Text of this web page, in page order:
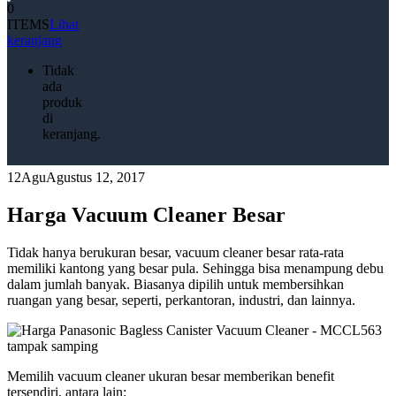
0
ITEMSLihat
keranjang
Tidak
ada
produk
di
keranjang.
12AguAgustus 12, 2017
Harga Vacuum Cleaner Besar
Tidak hanya berukuran besar, vacuum cleaner besar rata-rata
memiliki kantong yang besar pula. Sehingga bisa menampung debu
dalam jumlah banyak. Biasanya dipilih untuk membersihkan
ruangan yang besar, seperti, perkantoran, industri, dan lainnya.
Memilih vacuum cleaner ukuran besar memberikan benefit
tersendiri, antara lain: